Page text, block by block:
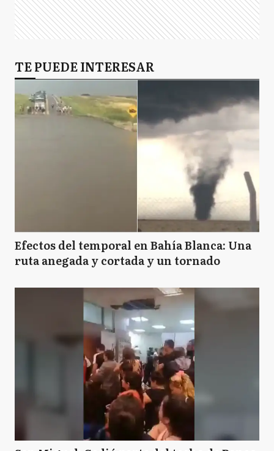
TE PUEDE INTERESAR
Efectos del temporal en Bahía Blanca: Una
ruta anegada y cortada y un tornado